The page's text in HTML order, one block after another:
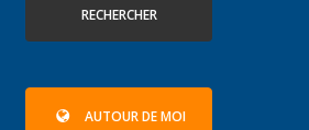
ORGANISATEURS
RECHERCHER
AUTOUR DE MOI